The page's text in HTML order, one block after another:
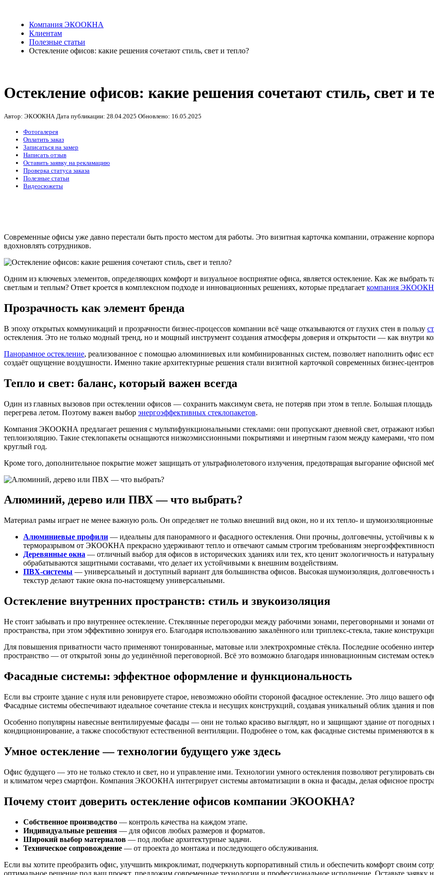
Компания ЭКООКНА
Клиентам
Полезные статьи
Остекление офисов: какие решения сочетают стиль, свет и тепло?
Остекление офисов: какие решения сочетают стиль, свет и
Автор: ЭКООКНА Дата публикации: 28.04.2025 Обновлено: 16.05.2025
Фотогалерея
Оплатить заказ
Записаться на замер
Написать отзыв
Оставить заявку на рекламацию
Проверка статуса заказа
Полезные статьи
Видеосюжеты
Современные офисы уже давно перестали быть просто местом для работы. Это визитная карточка компании, отражение
вдохновлять сотрудников.
Одним из ключевых элементов, определяющих комфорт и визуальное восприятие офиса, является остекление. Как же выбрать
светлым и теплым? Ответ кроется в комплексном подходе и инновационных решениях, которые предлагает компания
Прозрачность как элемент бренда
В эпоху открытых коммуникаций и прозрачности бизнес-процессов компании всё чаще отказываются от глухих стен в пользу
остекления. Это не только модный тренд, но и мощный инструмент создания атмосферы доверия и открытости — как внутри
Панорамное остекление, реализованное с помощью алюминиевых или комбинированных систем, позволяет наполнить офис
создаёт ощущение воздушности. Именно такие архитектурные решения стали визитной карточкой современных бизнес-
Тепло и свет: баланс, который важен всегда
Один из главных вызовов при остеклении офисов — сохранить максимум света, не потеряв при этом в тепле. Большая
перегрева летом. Поэтому важен выбор энергоэффективных стеклопакетов.
Компания ЭКООКНА предлагает решения с мультифункциональными стеклами: они пропускают дневной свет, отражают
теплоизоляцию. Такие стеклопакеты оснащаются низкоэмиссионными покрытиями и инертным газом между камерами, что
круглый год.
Кроме того, дополнительное покрытие может защищать от ультрафиолетового излучения, предотвращая выгорание офисной
Алюминий, дерево или ПВХ — что выбрать?
Материал рамы играет не менее важную роль. Он определяет не только внешний вид окон, но и их тепло- и шумоизоляционные
Алюминиевые профили — идеальны для панорамного и фасадного остекления. Они прочны, долговечны, устойчивы
терморазрывом от ЭКООКНА прекрасно удерживают тепло и отвечают самым строгим требованиям
Деревянные окна — отличный выбор для офисов в исторических зданиях или тех, кто ценит экологичность и
обрабатываются защитными составами, что делает их устойчивыми к внешним воздействиям.
ПВХ-системы — универсальный и доступный вариант для большинства офисов. Высокая шумоизоляция, долговечность
текстур делают такие окна по-настоящему универсальными.
Остекление внутренних пространств: стиль и звукоизоляция
Не стоит забывать и про внутреннее остекление. Стеклянные перегородки между рабочими зонами, переговорными и зонами
пространства, при этом эффективно зонируя его. Благодаря использованию закалённого или триплекс-стекла, такие
Для повышения приватности часто применяют тонированные, матовые или электрохромные стёкла. Последние особенно
пространство — от открытой зоны до уединённой переговорной. Всё это возможно благодаря инновационным системам
Фасадные системы: эффектное оформление и функциональность
Если вы строите здание с нуля или реновируете старое, невозможно обойти стороной фасадное остекление. Это лицо вашего
Фасадные системы обеспечивают идеальное сочетание стекла и несущих конструкций, создавая уникальный облик здания и
Особенно популярны навесные вентилируемые фасады — они не только красиво выглядят, но и защищают здание от погодных
кондиционирование, а также способствуют естественной вентиляции. Подробнее о том, как фасадные системы применяются в
Умное остекление — технологии будущего уже здесь
Офис будущего — это не только стекло и свет, но и управление ими. Технологии умного остекления позволяют регулировать
и климатом через смартфон. Компания ЭКООКНА интегрирует системы автоматизации в окна и фасады, делая офисное
Почему стоит доверить остекление офисов компании ЭКООКНА?
Собственное производство — контроль качества на каждом этапе.
Индивидуальные решения — для офисов любых размеров и форматов.
Широкий выбор материалов — под любые архитектурные задачи.
Техническое сопровождение — от проекта до монтажа и последующего обслуживания.
Если вы хотите преобразить офис, улучшить микроклимат, подчеркнуть корпоративный стиль и обеспечить комфорт своим
оптимальное решение под ваш проект, предложим современные технологии и профессиональное исполнение. Оставьте